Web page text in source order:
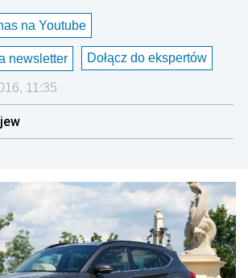
na Youtube
newsletter Dołącz do ekspertów
11:35